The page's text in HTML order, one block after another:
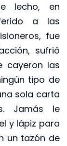
lecho, en
a las
fue
sufrió
cayeron las
tipo de
sola carta
Jamás le
y lápiz para
un tazón de